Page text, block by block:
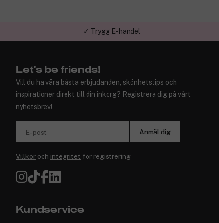
✓ Trygg E-handel
Let's be friends!
Vill du ha våra bästa erbjudanden, skönhetstips och
inspirationer direkt till din inkorg? Registrera dig på vårt
nyhetsbrev!
E-post Anmäl dig
Villkor och integritet för registrering
Kundservice